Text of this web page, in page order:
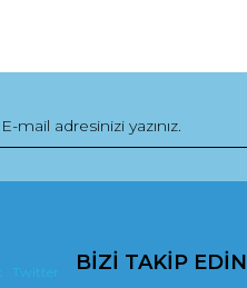
Twitter BİZİ TAKİP EDİN